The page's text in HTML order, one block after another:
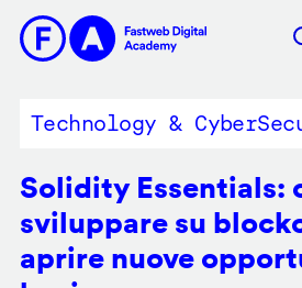
contenuto
Technology &
Solidity Essentials:
sviluppare su
aprire nuove